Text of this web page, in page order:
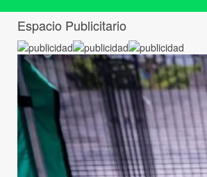
Espacio Publicitario